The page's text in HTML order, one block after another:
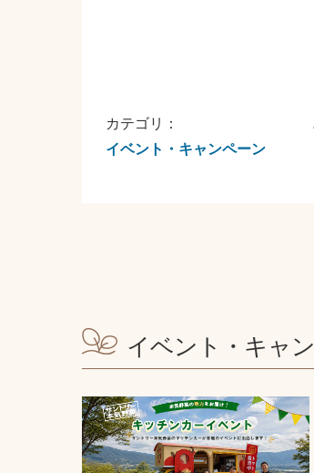
カテゴリ：
イベント・キャンペーン
イベント・キャ